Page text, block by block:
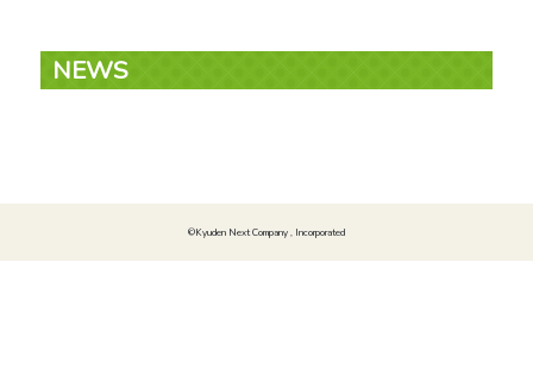
NEWS
©Kyuden Next Company , Incorporated